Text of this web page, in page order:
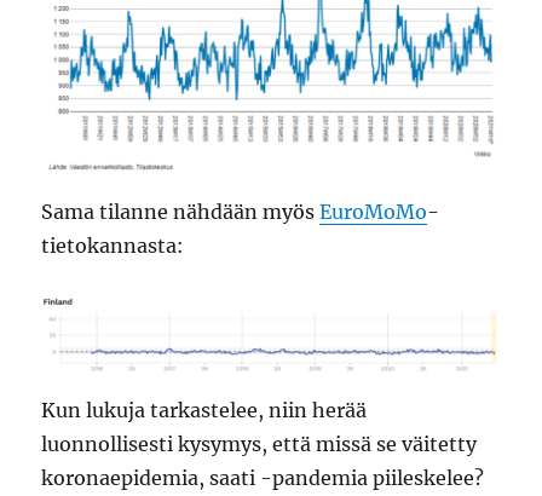
Sama tilanne nähdään myösEuroMoMo-
tietokannasta:
Kun lukuja tarkastelee, niin herää
luonnollisesti kysymys, että missä se väitetty
koronaepidemia, saati -pandemia piileskelee?